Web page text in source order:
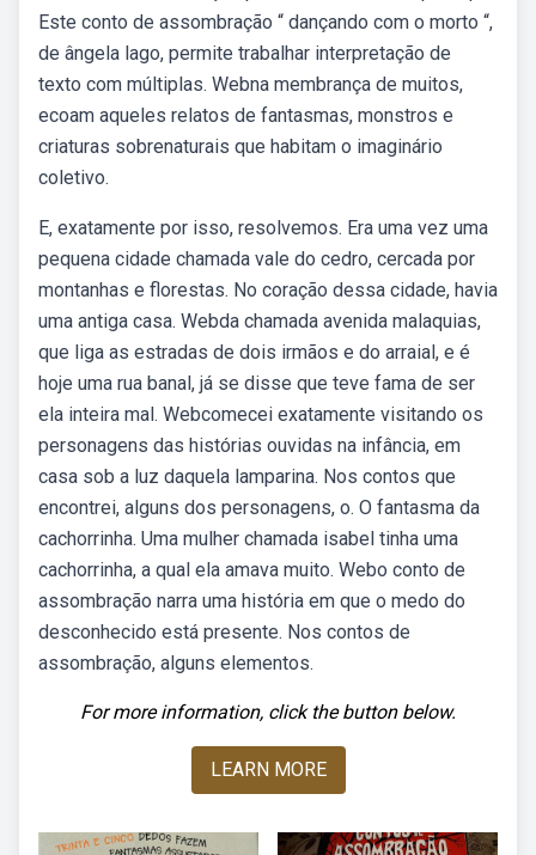
Este conto de assombração “ dançando com o morto “,
de ângela lago, permite trabalhar interpretação de
texto com múltiplas. Webna membrança de muitos,
ecoam aqueles relatos de fantasmas, monstros e
criaturas sobrenaturais que habitam o imaginário
coletivo.
E, exatamente por isso, resolvemos. Era uma vez uma
pequena cidade chamada vale do cedro, cercada por
montanhas e florestas. No coração dessa cidade, havia
uma antiga casa. Webda chamada avenida malaquias,
que liga as estradas de dois irmãos e do arraial, e é
hoje uma rua banal, já se disse que teve fama de ser
ela inteira mal. Webcomecei exatamente visitando os
personagens das histórias ouvidas na infância, em
casa sob a luz daquela lamparina. Nos contos que
encontrei, alguns dos personagens, o. O fantasma da
cachorrinha. Uma mulher chamada isabel tinha uma
cachorrinha, a qual ela amava muito. Webo conto de
assombração narra uma história em que o medo do
desconhecido está presente. Nos contos de
assombração, alguns elementos.
For more information, click the button below.
LEARN MORE